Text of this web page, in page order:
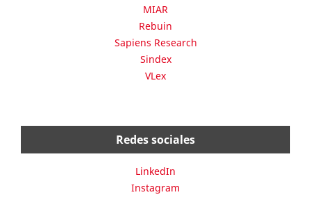
MIAR
Rebuin
Sapiens Research
Sindex
VLex
Redes sociales
LinkedIn
Instagram